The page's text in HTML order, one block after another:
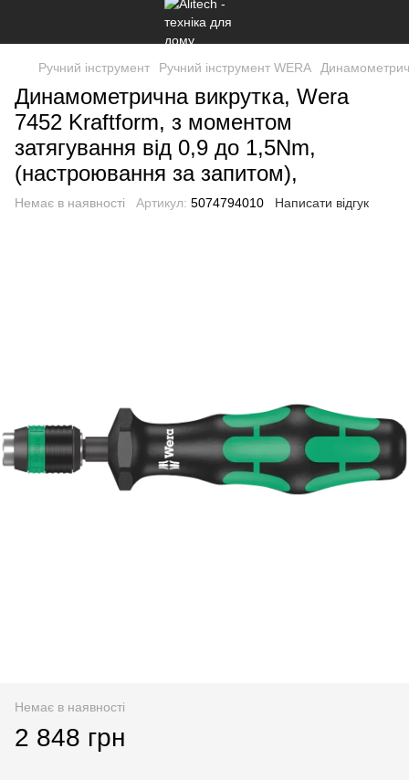
Ручний інструмент Ручний інструмент WERA
Динамометрична викрутка, Wera
7452 Kraftform, з моментом
затягування від 0,9 до 1,5Nm,
(настроювання за запитом),
Немає в наявності Артикул: 5074794010 Написати відгук
Немає в наявності
2 848 грн